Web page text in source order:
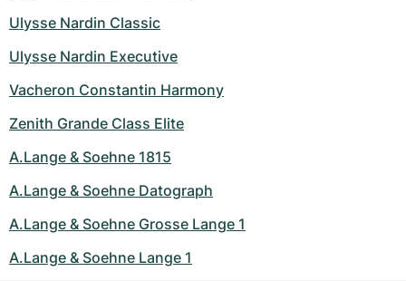
Ulysse Nardin Classic
Ulysse Nardin Executive
Vacheron Constantin Harmony
Zenith Grande Class Elite
A.Lange & Soehne 1815
A.Lange & Soehne Datograph
A.Lange & Soehne Grosse Lange 1
A.Lange & Soehne Lange 1